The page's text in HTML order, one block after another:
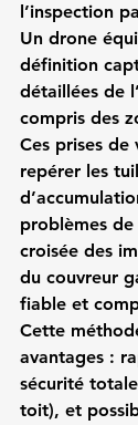
l’inspection
Un drone
définition
détaillées de
compris des
Ces prises
repérer les
problèmes de
croisée des
du couvreur
fiable et
Cette
avantages :
sécurité
toit), et